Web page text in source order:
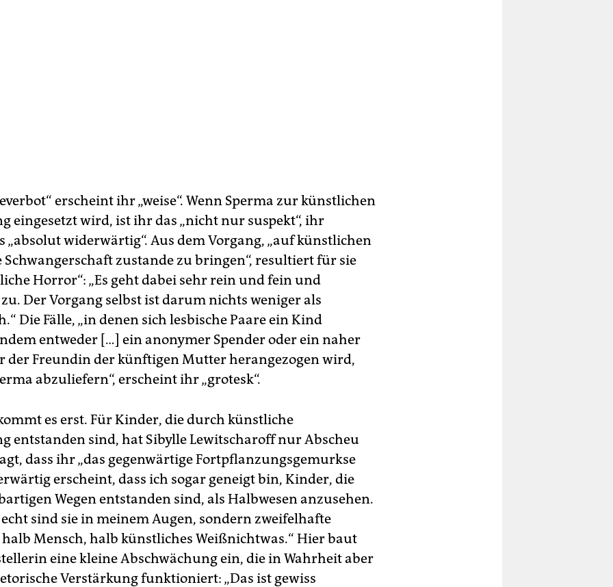
erscheint ihr „weise“. Wenn Sperma zur künstlichen
eingesetzt wird, ist ihr das „nicht nur suspekt“, ihr
„absolut widerwärtig“. Aus dem Vorgang, „auf künstlichen
Schwangerschaft zustande zu bringen“, resultiert für sie
Horror“: „Es geht dabei sehr rein und fein und
Der Vorgang selbst ist darum nichts weniger als
Die Fälle, „in denen sich lesbische Paare ein Kind
entweder […] ein anonymer Spender oder ein naher
der Freundin der künftigen Mutter herangezogen wird,
abzuliefern“, erscheint ihr „grotesk“.
es erst. Für Kinder, die durch künstliche
entstanden sind, hat Sibylle Lewitscharoff nur Abscheu
dass ihr „das gegenwärtige Fortpflanzungsgemurkse
erscheint, dass ich sogar geneigt bin, Kinder, die
Wegen entstanden sind, als Halbwesen anzusehen.
sind sie in meinem Augen, sondern zweifelhafte
halb Mensch, halb künstliches Weißnichtwas.“ Hier baut
eine kleine Abschwächung ein, die in Wahrheit aber
Verstärkung funktioniert: „Das ist gewiss